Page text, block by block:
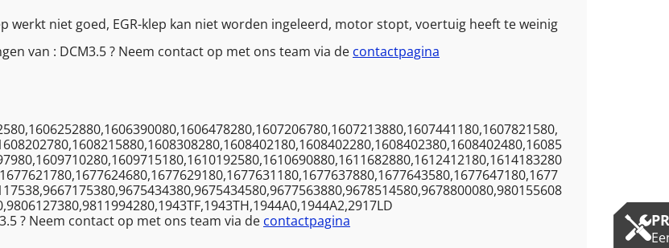
werkt niet goed, EGR-klep kan niet worden ingeleerd, motor stopt, voertuig heeft te weinig
van : DCM3.5 ? Neem contact op met ons team via de contactpagina
? Neem contact op met ons team via de contactpagina